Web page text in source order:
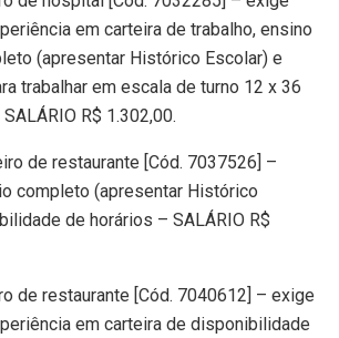
em carteira de trabalho, ensino
(apresentar Histórico Escolar) e
trabalhar em escala de turno 12 x 36
R$ 1.302,00.
de restaurante [Cód. 7037526] –
completo (apresentar Histórico
de horários – SALÁRIO R$
de restaurante [Cód. 7040612] – exige
em carteira de disponibilidade